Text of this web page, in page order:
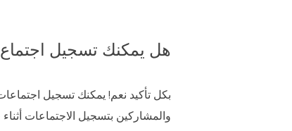
هل يمكنك تسجيل اجتماع Zoom على نظام Mac؟